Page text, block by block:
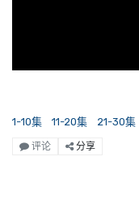
1-10集 11-20集 21-30集
评论 分享